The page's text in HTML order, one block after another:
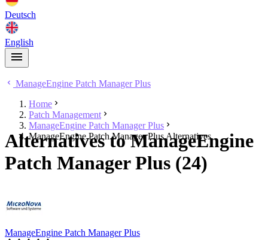
Deutsch
English
ManageEngine Patch Manager Plus
Home
Patch Management
ManageEngine Patch Manager Plus
ManageEngine Patch Manager Plus Alternatives
Alternatives to ManageEngine
Patch Manager Plus (24)
ManageEngine Patch Manager Plus